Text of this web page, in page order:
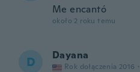
Me encantó
około 2 roku temu
D Dayana
Rok dołączenia 2016 ·